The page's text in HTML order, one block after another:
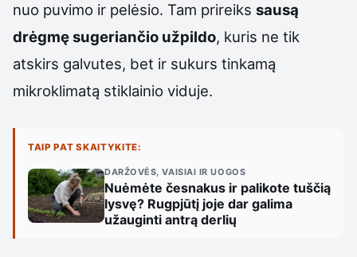
nuo puvimo ir pelėsio. Tam prireiks sausą
drėgmę sugeriančio užpildo, kuris ne tik
atskirs galvutes, bet ir sukurs tinkamą
mikroklimatą stiklainio viduje.
TAIP PAT SKAITYKITE:
DARŽOVĖS, VAISIAI IR UOGOS
Nuėmėte česnakus ir palikote tuščią
lysvę? Rugpjūtį joje dar galima
užauginti antrą derlių